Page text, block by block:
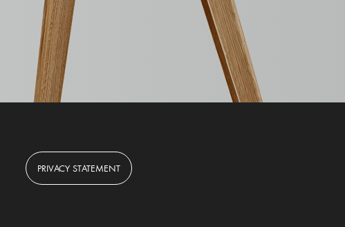
PRIVACY STATEMENT